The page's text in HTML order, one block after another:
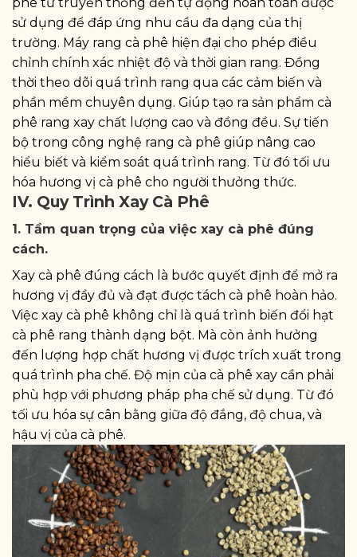
sử dụng để đáp ứng nhu cầu đa dạng của thị
trường. Máy rang cà phê hiện đại cho phép điều
chỉnh chính xác nhiệt độ và thời gian rang. Đồng
thời theo dõi quá trình rang qua các cảm biến và
phần mềm chuyên dụng. Giúp tạo ra sản phẩm cà
phê rang xay chất lượng cao và đồng đều. Sự tiến
bộ trong công nghệ rang cà phê giúp nâng cao
hiểu biết và kiểm soát quá trình rang. Từ đó tối ưu
hóa hương vị cà phê cho người thưởng thức.
IV. Quy Trình Xay Cà Phê
1. Tầm quan trọng của việc xay cà phê đúng
cách.
Xay cà phê đúng cách là bước quyết định để mở ra
hương vị đầy đủ và đạt được tách cà phê hoàn hảo.
Việc xay cà phê không chỉ là quá trình biến đổi hạt
cà phê rang thành dạng bột. Mà còn ảnh hưởng
đến lượng hợp chất hương vị được trích xuất trong
quá trình pha chế. Độ mịn của cà phê xay cần phải
phù hợp với phương pháp pha chế sử dụng. Từ đó
tối ưu hóa sự cân bằng giữa độ đắng, độ chua, và
hậu vị của cà phê.